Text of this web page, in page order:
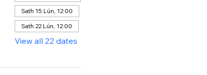
Sath 15 Lún, 12:00
Sath 22 Lún, 12:00
View all 22 dates